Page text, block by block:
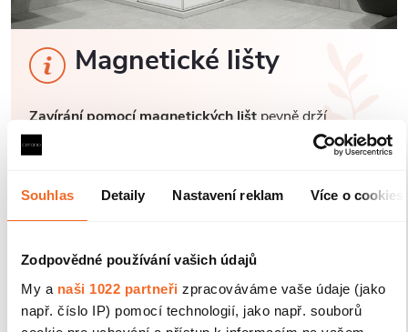
Souhlas Detaily Nastavení reklam Více o cookies
Zodpovědné používání vašich údajů
My a naši 1022 partneři zpracováváme vaše údaje (jako
např. číslo IP) pomocí technologií, jako např. souborů
Magnetické lišty
Zavírání pomocí magnetických lišt pevně drží
sprchové dveře a zabraňuje jejich samovolnému
otevírání. Lišty jsou umístěny na hraně dveří a rámu
zajišťují jejich bezpečné přilnutí.